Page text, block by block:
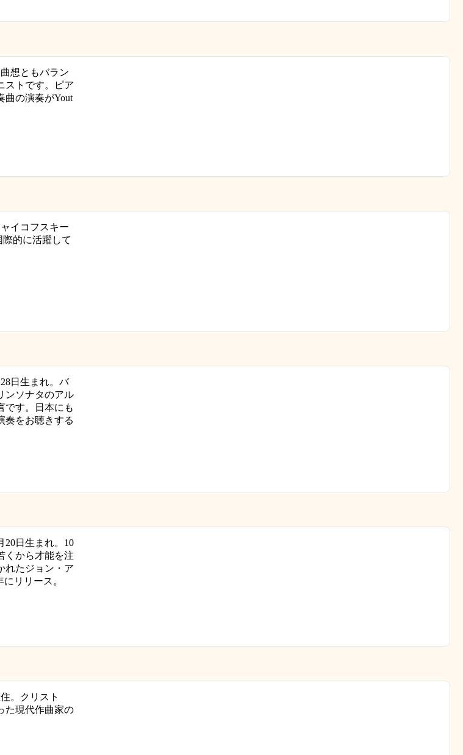
想ともバラン
ストです。ピア
曲の演奏がYout
イコフスキー
的に活躍して
日生まれ。バ
ンソナタのアル
です。日本にも
奏をお聴きする
20日生まれ。10
くから才能を注
れたジョン・ア
リリース。
。クリスト
た現代作曲家の